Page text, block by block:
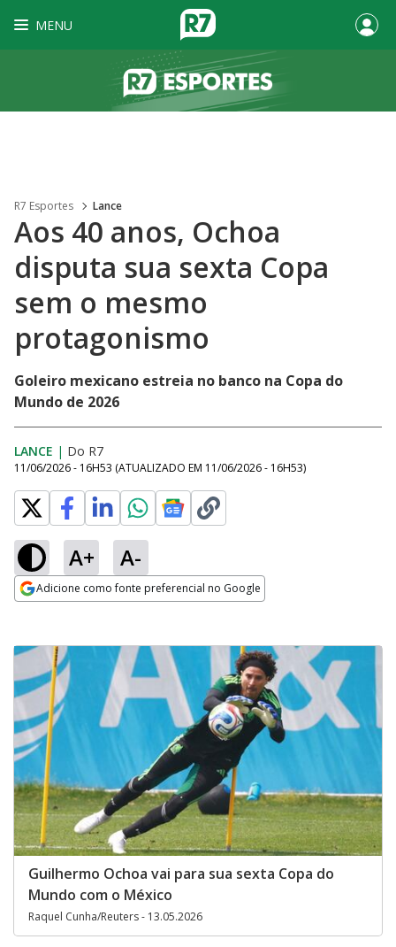
MENU
R7 Esportes Lance
Aos 40 anos, Ochoa
disputa sua sexta Copa
sem o mesmo
protagonismo
Goleiro mexicano estreia no banco na Copa do
Mundo de 2026
LANCE | Do R7
11/06/2026 - 16H53 (ATUALIZADO EM 11/06/2026 - 16H53)
A+ A-
Adicione como fonte preferencial no Google
Guilhermo Ochoa vai para sua sexta Copa do
Mundo com o México
Raquel Cunha/Reuters - 13.05.2026